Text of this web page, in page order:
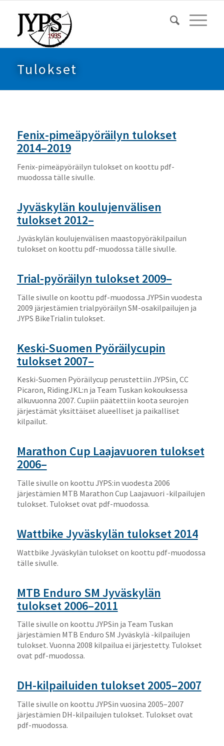
Tulokset
Fenix-pimeäpyöräilyn tulokset
2014–2019
Fenix-pimeäpyöräilyn tulokset on koottu pdf-
muodossa tälle sivulle.
Jyväskylän koulujenvälisen
tulokset 2012–
Jyväskylän koulujenvälisen maastopyöräkilpailun
tulokset on koottu pdf-muodossa tälle sivulle.
Trial-pyöräilyn tulokset 2009–
Tälle sivulle on koottu pdf-muodossa JYPSin vuodesta
2009 järjestämien trialpyöräilyn SM-osakilpailujen ja
JYPS BikeTrialin tulokset.
Keski-Suomen Pyöräilycupin
tulokset 2007–
Keski-Suomen Pyöräilycup perustettiin JYPSin, CC
Picaron, RidingJKL:n ja Team Tuskan kokouksessa
alkuvuonna 2007. Cupiin päätettiin koota seurojen
järjestämät yksittäiset alueelliset ja paikalliset
kilpailut.
Marathon Cup Laajavuoren tulokset
2006–
Tälle sivulle on koottu JYPS:in vuodesta 2006
järjestämien MTB Marathon Cup Laajavuori -kilpailujen
tulokset. Tulokset ovat pdf-muodossa.
Wattbike Jyväskylän tulokset 2014
Wattbike Jyväskylän tulokset on koottu pdf-muodossa
tälle sivulle.
MTB Enduro SM Jyväskylän
tulokset 2006–2011
Tälle sivulle on koottu JYPSin ja Team Tuskan
järjestämien MTB Enduro SM Jyväskylä -kilpailujen
tulokset. Vuonna 2008 kilpailua ei järjestetty. Tulokset
ovat pdf-muodossa.
DH-kilpailuiden tulokset 2005–2007
Tälle sivulle on koottu JYPSin vuosina 2005–2007
järjestämien DH-kilpailujen tulokset. Tulokset ovat
pdf-muodossa.